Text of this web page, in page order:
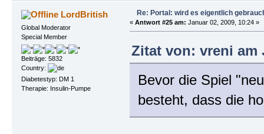
LordBritish
Global Moderator
Special Member
Beiträge: 5832
Country:
Diabetestyp: DM 1
Therapie: Insulin-Pumpe
Re: Portal: wird es eigentlich
« Antwort #25 am: Januar 02, 2009, 10:24 »
Zitat von: vreni am
Bevor die Spiel
besteht, dass die